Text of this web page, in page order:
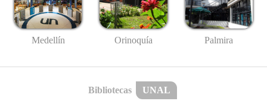
Medellín Orinoquía Palmira
Bibliotecas UNAL